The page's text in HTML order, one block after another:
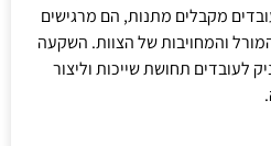
מקבלים מתנות, הם מרגישים
והמחויבות של הצוות. השקעה
לעובדים תחושת שייכות וליצור